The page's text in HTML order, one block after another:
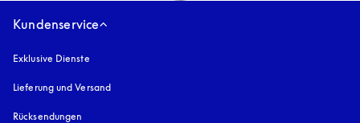
Kundenservice
Exklusive Dienste
Lieferung und Versand
Rücksendungen